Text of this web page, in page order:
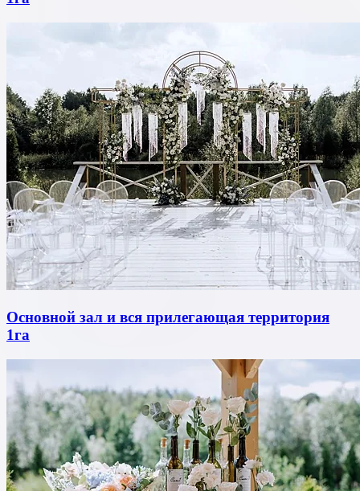
Основной зал и вся прилегающая территория
1га